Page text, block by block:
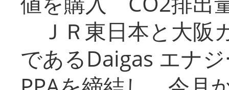
ＪＲ東日本と大阪
であるDaigas エナ